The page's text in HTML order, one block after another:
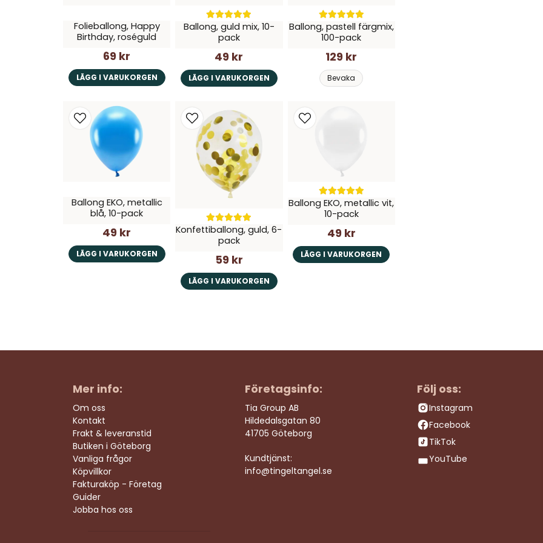
Folieballong, Happy
Birthday, roséguld
69 kr
LÄGG I VARUKORGEN
Ballong, guld mix, 10-
pack
49 kr
LÄGG I VARUKORGEN
Ballong, pastell färgmix,
100-pack
129 kr
Bevaka
Ballong EKO, metallic
blå, 10-pack
49 kr
LÄGG I VARUKORGEN
Konfettiballong, guld, 6-
pack
59 kr
LÄGG I VARUKORGEN
Ballong EKO, metallic vit,
10-pack
49 kr
LÄGG I VARUKORGEN
Mer info:
Om oss
Kontakt
Frakt & leveranstid
Butiken i Göteborg
Vanliga frågor
Köpvillkor
Fakturaköp - Företag
Guider
Jobba hos oss
Företagsinfo:
Tia Group AB
Hildedalsgatan 80
41705 Göteborg
Kundtjänst:
info@tingeltangel.se
Följ oss:
Instagram
Facebook
TikTok
YouTube